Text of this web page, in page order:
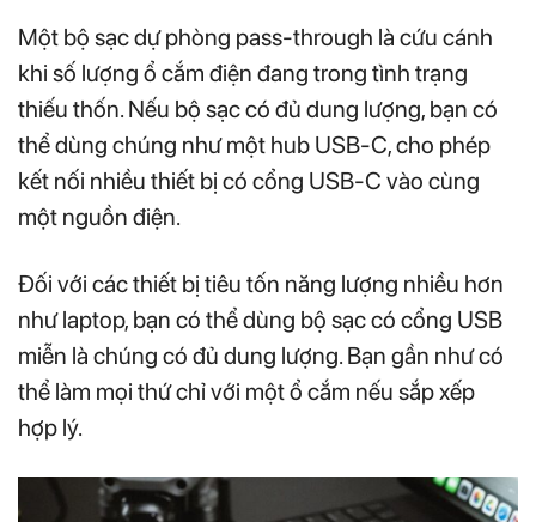
Một bộ sạc dự phòng pass-through là cứu cánh
khi số lượng ổ cắm điện đang trong tình trạng
thiếu thốn. Nếu bộ sạc có đủ dung lượng, bạn có
thể dùng chúng như một hub USB-C, cho phép
kết nối nhiều thiết bị có cổng USB-C vào cùng
một nguồn điện.
Đối với các thiết bị tiêu tốn năng lượng nhiều hơn
như laptop, bạn có thể dùng bộ sạc có cổng USB
miễn là chúng có đủ dung lượng. Bạn gần như có
thể làm mọi thứ chỉ với một ổ cắm nếu sắp xếp
hợp lý.